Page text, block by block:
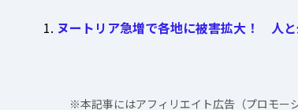
ヌートリア急増で各地に被害拡大！ 人
※本記事にはアフィリエイト広告（プロモー